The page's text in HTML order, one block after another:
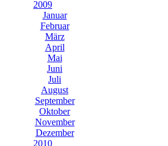
2009
Januar
Februar
März
April
Mai
Juni
Juli
August
September
Oktober
November
Dezember
2010